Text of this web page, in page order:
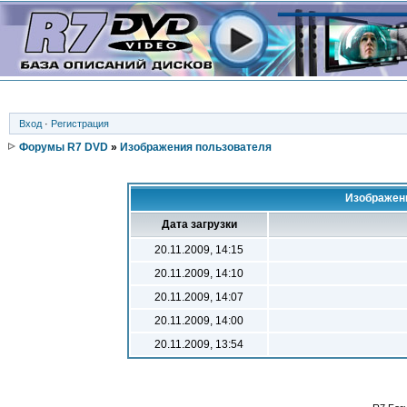
Вход · Регистрация
Форумы R7 DVD » Изображения пользователя
Дата загрузки
20.11.2009, 14:15
20.11.2009, 14:10
20.11.2009, 14:07
20.11.2009, 14:00
20.11.2009, 13:54